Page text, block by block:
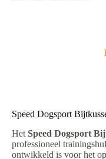
Speed Dogsport
Het Speed Dogsport
professioneel
ontwikkeld is voor het